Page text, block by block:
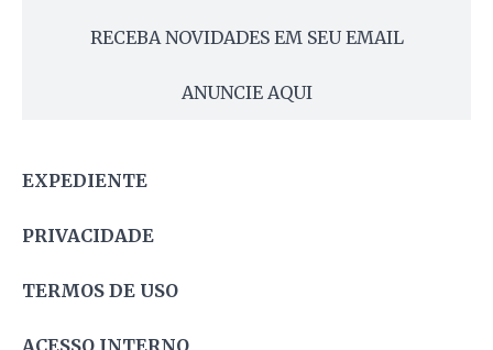
RECEBA NOVIDADES EM SEU EMAIL
ANUNCIE AQUI
EXPEDIENTE
PRIVACIDADE
TERMOS DE USO